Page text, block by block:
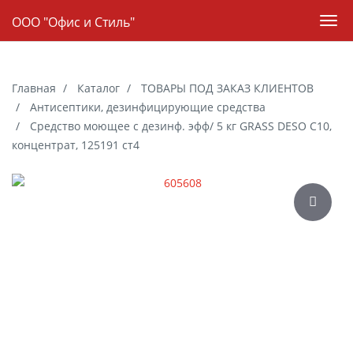
Навигация
ООО "Офис и Стиль"
Главная Каталог
ТОВАРЫ ПОД ЗАКАЗ КЛИЕНТОВ
Антисептики, дезинфицирующие средства
Средство моющее c дезинф. эфф/ 5 кг GRASS DESO C10,
концентрат, 125191 ст4
Галерея